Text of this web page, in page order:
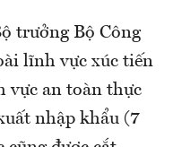
trưởng Bộ Công
lĩnh vực xúc tiến
vực an toàn thực
nhập khẩu (7